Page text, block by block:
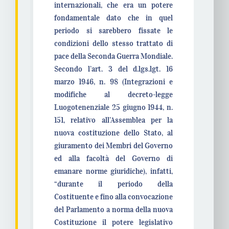
internazionali, che era un potere
fondamentale dato che in quel
periodo si sarebbero fissate le
condizioni dello stesso trattato di
pace della Seconda Guerra Mondiale.
Secondo l’art. 3 del d.lgs.lgt. 16
marzo 1946, n. 98 (Integrazioni e
modifiche al decreto-legge
Luogotenenziale 25 giugno 1944, n.
151, relativo all’Assemblea per la
nuova costituzione dello Stato, al
giuramento dei Membri del Governo
ed alla facoltà del Governo di
emanare norme giuridiche), infatti,
“durante il periodo della
Costituente e fino alla convocazione
del Parlamento a norma della nuova
Costituzione il potere legislativo